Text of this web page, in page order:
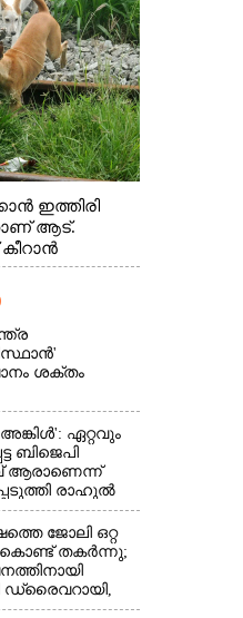
ഇത്തിരി
ആട്.
മറന്ന്
കാഴ്ച
ശക്തം
ഏറ്റവും
ബിജെപി
ആരാണെന്ന്
രാഹുൽ
ജോലി ഒറ്റ
തകർന്നു;
ഡ്രൈവറായി,​
പങ്കുവച്ച് യുവതി